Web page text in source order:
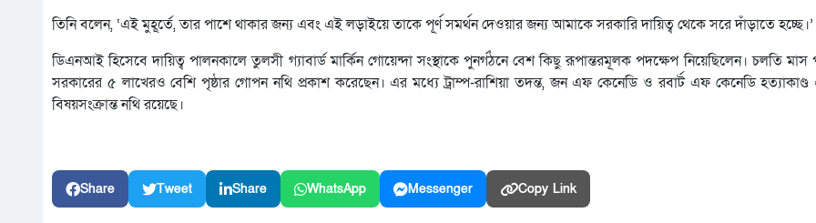
তিনি বলেন, ‘এই মুহূর্তে, তার পাশে থাকার জন্য এবং এই লড়াইয়ে তাকে পূর্ণ সমর্থন দেওয়ার জন্য আমাকে সরকারি দায়িত্ব থেকে সরে দাঁড়াতে হচ্ছে।’
ডিএনআই হিসেবে দায়িত্ব পালনকালে তুলসী গ্যাবার্ড মার্কিন গোয়েন্দা সংস্থাকে পুনর্গঠনে বেশ কিছু রূপান্তরমূলক পদক্ষেপ নিয়েছিলেন। চলতি মাস
সরকারের ৫ লাখেরও বেশি পৃষ্ঠার গোপন নথি প্রকাশ করেছেন। এর মধ্যে ট্রাম্প-রাশিয়া তদন্ত, জন এফ কেনেডি ও রবার্ট এফ কেনেডি হত্যাকাণ্ড
বিষয়সংক্রান্ত নথি রয়েছে।
Share Tweet Share WhatsApp Messenger Copy Link